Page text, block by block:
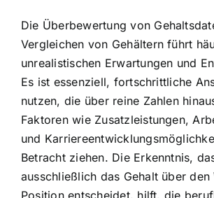
Die Überbewertung von
Vergleichen von Gehältern führt
unrealistischen Erwartungen und
Es ist essenziell, fortschrittliche
nutzen, die über reine Zahlen
Faktoren wie Zusatzleistungen,
und
Betracht ziehen. Die Erkenntnis,
ausschließlich das Gehalt über den
Position entscheidet, hilft, die